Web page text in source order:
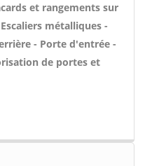
et rangements sur
métalliques -
- Porte d'entrée -
de portes et